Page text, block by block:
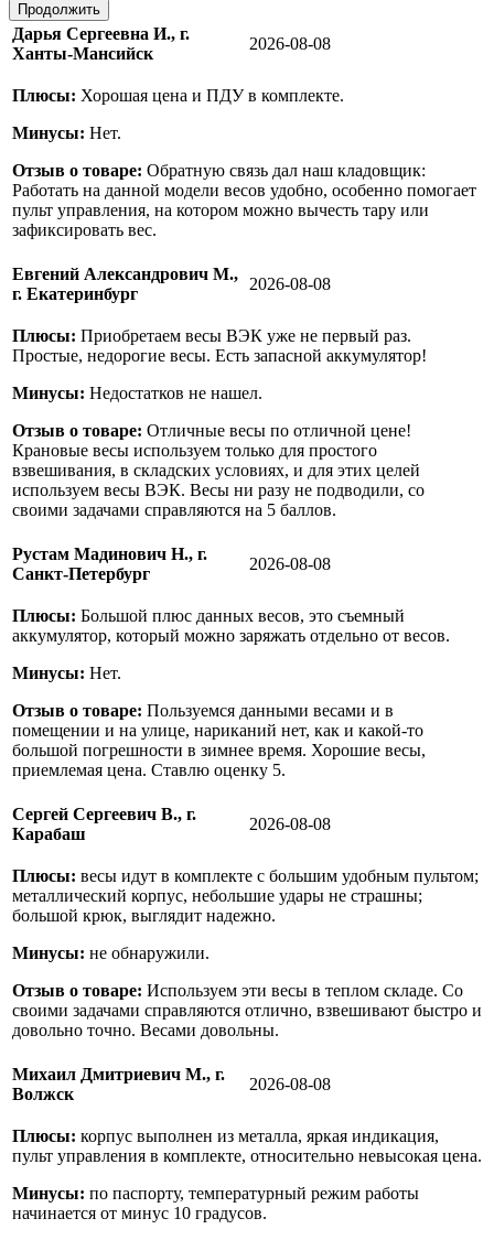
Продолжить
Дарья Сергеевна И., г.
Ханты-Мансийск
2026-08-08
Плюсы: Хорошая цена и ПДУ в комплекте.
Минусы: Нет.
Отзыв о товаре: Обратную связь дал наш кладовщик:
Работать на данной модели весов удобно, особенно помогает
пульт управления, на котором можно вычесть тару или
зафиксировать вес.
Евгений Александрович М.,
г. Екатеринбург
2026-08-08
Плюсы: Приобретаем весы ВЭК уже не первый раз.
Простые, недорогие весы. Есть запасной аккумулятор!
Минусы: Недостатков не нашел.
Отзыв о товаре: Отличные весы по отличной цене!
Крановые весы используем только для простого
взвешивания, в складских условиях, и для этих целей
используем весы ВЭК. Весы ни разу не подводили, со
своими задачами справляются на 5 баллов.
Рустам Мадинович Н., г.
Санкт-Петербург
2026-08-08
Плюсы: Большой плюс данных весов, это съемный
аккумулятор, который можно заряжать отдельно от весов.
Минусы: Нет.
Отзыв о товаре: Пользуемся данными весами и в
помещении и на улице, нариканий нет, как и какой-то
большой погрешности в зимнее время. Хорошие весы,
приемлемая цена. Ставлю оценку 5.
Сергей Сергеевич В., г.
Карабаш
2026-08-08
Плюсы: весы идут в комплекте с большим удобным пультом;
металлический корпус, небольшие удары не страшны;
большой крюк, выглядит надежно.
Минусы: не обнаружили.
Отзыв о товаре: Используем эти весы в теплом складе. Со
своими задачами справляются отлично, взвешивают быстро и
довольно точно. Весами довольны.
Михаил Дмитриевич М., г.
Волжск
2026-08-08
Плюсы: корпус выполнен из металла, яркая индикация,
пульт управления в комплекте, относительно невысокая цена.
Минусы: по паспорту, температурный режим работы
начинается от минус 10 градусов.